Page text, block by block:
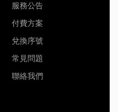
服務公告
付費方案
兌換序號
常見問題
聯絡我們